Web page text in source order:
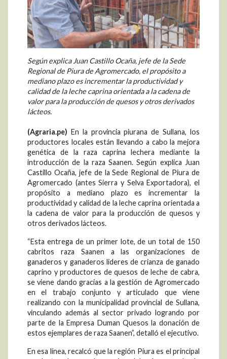
Según explica Juan Castillo Ocaña, jefe de la Sede
Regional de Piura de Agromercado, el propósito a
mediano plazo es incrementar la productividad y
calidad de la leche caprina orientada a la cadena de
valor para la producción de quesos y otros derivados
lácteos.
(Agraria.pe) En la provincia piurana de Sullana, los
productores locales están llevando a cabo la mejora
genética de la raza caprina lechera mediante la
introducción de la raza Saanen. Según explica Juan
Castillo Ocaña, jefe de la Sede Regional de Piura de
Agromercado (antes Sierra y Selva Exportadora), el
propósito a mediano plazo es incrementar la
productividad y calidad de la leche caprina orientada a
la cadena de valor para la producción de quesos y
otros derivados lácteos.
“Esta entrega de un primer lote, de un total de 150
cabritos raza Saanen a las organizaciones de
ganaderos y ganaderos lideres de crianza de ganado
caprino y productores de quesos de leche de cabra,
se viene dando gracias a la gestión de Agromercado
en el trabajo conjunto y articulado que viene
realizando con la municipalidad provincial de Sullana,
vinculando además al sector privado logrando por
parte de la Empresa Duman Quesos la donación de
estos ejemplares de raza Saanen”, detalló el ejecutivo.
En esa línea, recalcó que la región Piura es el principal